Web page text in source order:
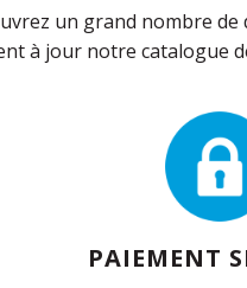
un grand nombre
à jour notre catalogue
PAIEMENT